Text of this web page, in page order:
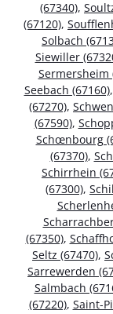
(67340),
(67120),
Solbach
Siewiller
Sermersheim
Seebach (67160),
(67270),
(67590),
Schœnbourg
(67370),
Schirrhein
(67300),
(67350),
Seltz (67470),
Sarrewerden
Salmbach
(67220), Saint-